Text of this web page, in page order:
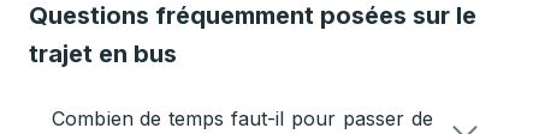
Questions fréquemment posées sur le
trajet en bus
Combien de temps faut-il pour passer de